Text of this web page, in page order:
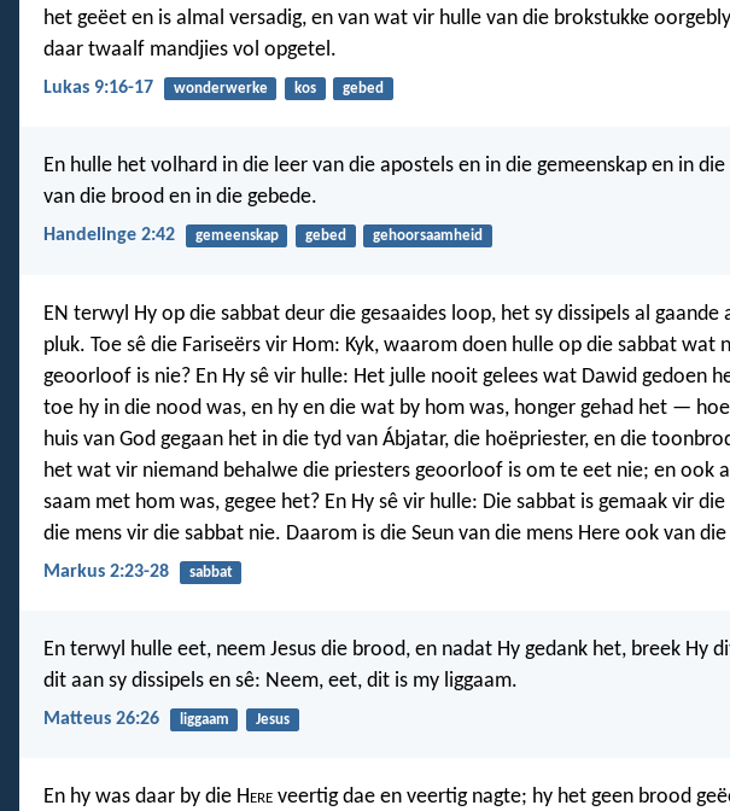
het geëet en is almal versadig, en van wat vir hulle van die brokstukke
daar twaalf mandjies vol opgetel.
Lukas 9:16-17 wonderwerke kos gebed
En hulle het volhard in die leer van die apostels en in die gemeenskap en in
van die brood en in die gebede.
Handelinge 2:42 gemeenskap gebed gehoorsaamheid
EN terwyl Hy op die sabbat deur die gesaaides loop, het sy dissipels al gaande
pluk. Toe sê die Fariseërs vir Hom: Kyk, waarom doen hulle op die sabbat wat
geoorloof is nie? En Hy sê vir hulle: Het julle nooit gelees wat Dawid gedoen
toe hy in die nood was, en hy en die wat by hom was, honger gehad het —
huis van God gegaan het in die tyd van Ábjatar, die hoëpriester, en die
het wat vir niemand behalwe die priesters geoorloof is om te eet nie; en ook
saam met hom was, gegee het? En Hy sê vir hulle: Die sabbat is gemaak vir
die mens vir die sabbat nie. Daarom is die Seun van die mens Here ook van
Markus 2:23-28 sabbat
En terwyl hulle eet, neem Jesus die brood, en nadat Hy gedank het, breek Hy
dit aan sy dissipels en sê: Neem, eet, dit is my liggaam.
Matteus 26:26 liggaam Jesus
En hy was daar by die Here veertig dae en veertig nagte; hy het geen brood